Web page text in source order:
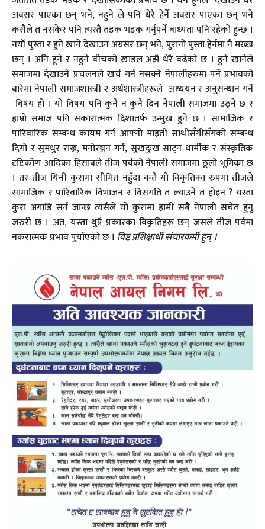
अवसर पाएका छन् भने, नहुने ले पनि धेरै हेर्ने अवसर पाएका छन् भने
कसैले त नसकेर पनि त्यस्तै तडक भडक गर्नुपर्ने बाध्यता पनि रहेकाे हुन्छ ।
नयाँ पुस्ता र हुने खाने देखाउन अग्रसर छन् भने, पुरानो पुस्ता हेर्नमा नै मख्ख
छन् । अनि हूने र नहुने बीचको खाडल अझै धेरै बढेको छ । हुने खानेले
समाजमा देखाउने प्रचलनले खर्च गर्न नसक्ने नेपालीहरुमा पर्ने प्रभावको
बारेमा नेपाली समाजशास्त्री २ अर्थशास्त्रीहरूले अध्ययन र अनुसन्धान गर्ने
विषय हो । याे विषय पनि कुनै न कुनै दिन नेपाली समाजमा उठ्ने छ र
हाम्रो समाज पनि सकारात्मक दिशातर्फ उन्मुख हुने छ । सामाजिक र
पारिवारिक सम्बन्ध कायम गर्न आफ्नो माइती साथीसँगीसँगको सम्बन्ध
दिगो र सुमधुर राख्न, मनोरञ्जन गर्न, सुखदुःख साट्न धार्मीक र संस्कृतिक
दृष्टिकोण आदिका हिसाबले तीज पर्वको नेपाली समाजमा ठूलो भूमिका छ
। तर तीज यिनी कुरामा सीमित नहुँदा कतै यो विकृतिका रुपमा तीजले
सामाजिक र पारिवारिक विभाजन र विसंगति त ल्याउने त होइन ? यस्ता
कुरा अगाडि सर्न जान्छ त्यसैले यो कुरामा हामी सबै नेपाली सचेत हुनु
जरुरी छ । अत, यस्ता थुप्रै प्रकारका विकृतिहरू छन् जसले तीज पर्वमा
नकरात्मक प्रभाव पुर्याएकाे छ । विष्ट प्रशिक्षार्थी संचारकर्मी हुन् ।